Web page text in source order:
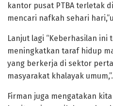
kantor pusat PTBA terletak
mencari nafkah sehari
Lanjut lagi “Keberhasilan
meningkatkan taraf hidup
yang berkerja di sektor
masyarakat khalayak umum,”.
Firman juga mengatakan